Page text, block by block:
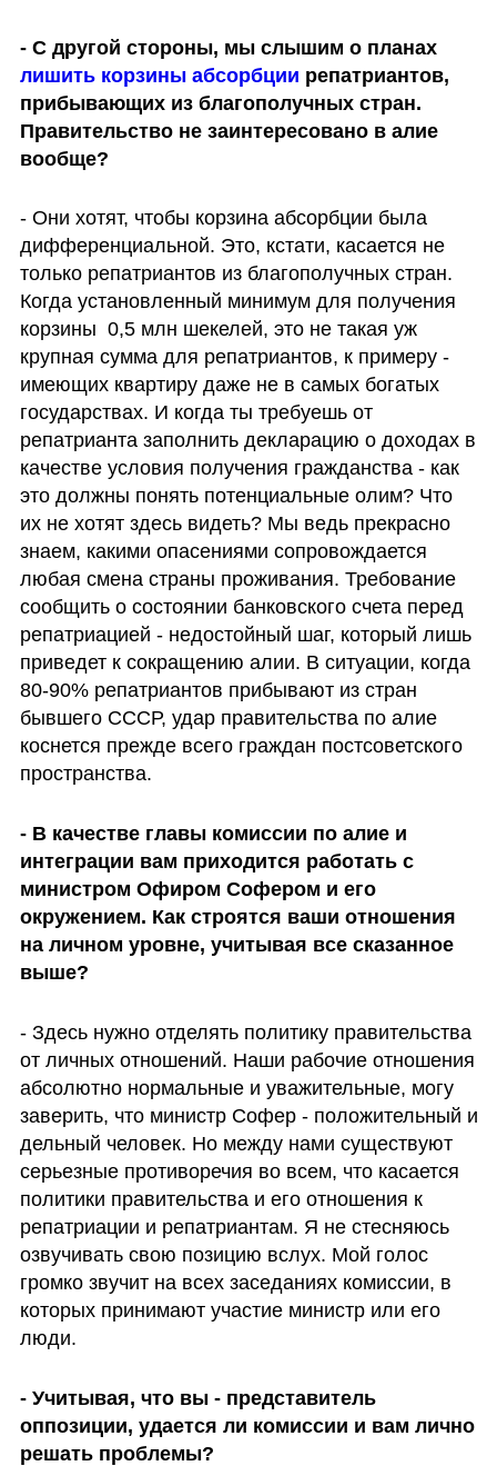
- С другой стороны, мы слышим о планах
лишить корзины абсорбции репатриантов,
прибывающих из благополучных стран.
Правительство не заинтересовано в алие
вообще?
- Они хотят, чтобы корзина абсорбции была
дифференциальной. Это, кстати, касается не
только репатриантов из благополучных стран.
Когда установленный минимум для получения
корзины  0,5 млн шекелей, это не такая уж
крупная сумма для репатриантов, к примеру -
имеющих квартиру даже не в самых богатых
государствах. И когда ты требуешь от
репатрианта заполнить декларацию о доходах в
качестве условия получения гражданства - как
это должны понять потенциальные олим? Что
их не хотят здесь видеть? Мы ведь прекрасно
знаем, какими опасениями сопровождается
любая смена страны проживания. Требование
сообщить о состоянии банковского счета перед
репатриацией - недостойный шаг, который лишь
приведет к сокращению алии. В ситуации, когда
80-90% репатриантов прибывают из стран
бывшего СССР, удар правительства по алие
коснется прежде всего граждан постсоветского
пространства.
- В качестве главы комиссии по алие и
интеграции вам приходится работать с
министром Офиром Софером и его
окружением. Как строятся ваши отношения
на личном уровне, учитывая все сказанное
выше?
- Здесь нужно отделять политику правительства
от личных отношений. Наши рабочие отношения
абсолютно нормальные и уважительные, могу
заверить, что министр Софер - положительный и
дельный человек. Но между нами существуют
серьезные противоречия во всем, что касается
политики правительства и его отношения к
репатриации и репатриантам. Я не стесняюсь
озвучивать свою позицию вслух. Мой голос
громко звучит на всех заседаниях комиссии, в
которых принимают участие министр или его
люди.
- Учитывая, что вы - представитель
оппозиции, удается ли комиссии и вам лично
решать проблемы?